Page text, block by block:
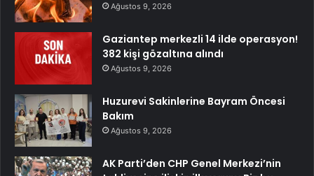
Ağustos 9, 2026
Gaziantep merkezli 14 ilde operasyon!
382 kişi gözaltına alındı
Ağustos 9, 2026
Huzurevi Sakinlerine Bayram Öncesi
Bakım
Ağustos 9, 2026
AK Parti’den CHP Genel Merkezi’nin